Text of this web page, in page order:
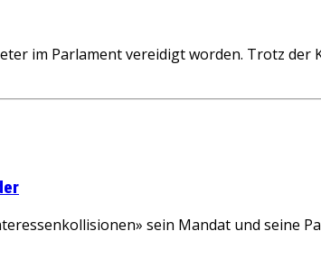
im Parlament vereidigt worden. Trotz
sein Mandat und seine